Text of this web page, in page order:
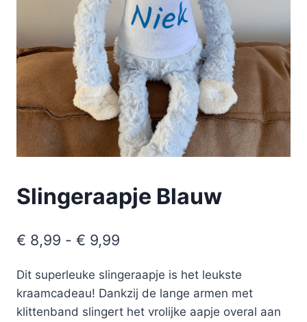
Slingeraapje Blauw
€ 8,99 - € 9,99
Dit superleuke slingeraapje is het leukste
kraamcadeau! Dankzij de lange armen met
klittenband slingert het vrolijke aapje overal aan